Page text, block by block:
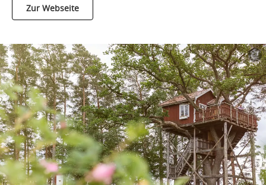
Zur Webseite